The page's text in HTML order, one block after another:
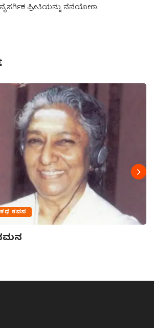
ಪ್ರೀತಿಯನ್ನು ನೆನೆಯೋಣ.
ಕಥೆ ಕವನ